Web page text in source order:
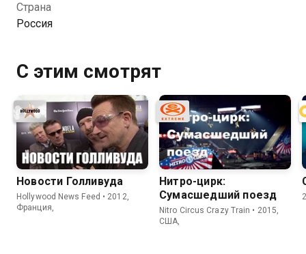
Посмотреть онлайн 2 сезон сериала Четыре жены
Страна
Россия
С этим смотрят
Новости Голливуда
Hollywood News Feed • 2012,
Франция,
Нитро-цирк:
Сумасшедший поезд
Nitro Circus Crazy Train • 2015,
США,